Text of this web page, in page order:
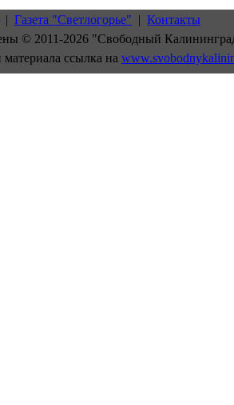
| Газета "Светлогорье" | Контакты
© 2011-2026 "Свободный
ссылка на